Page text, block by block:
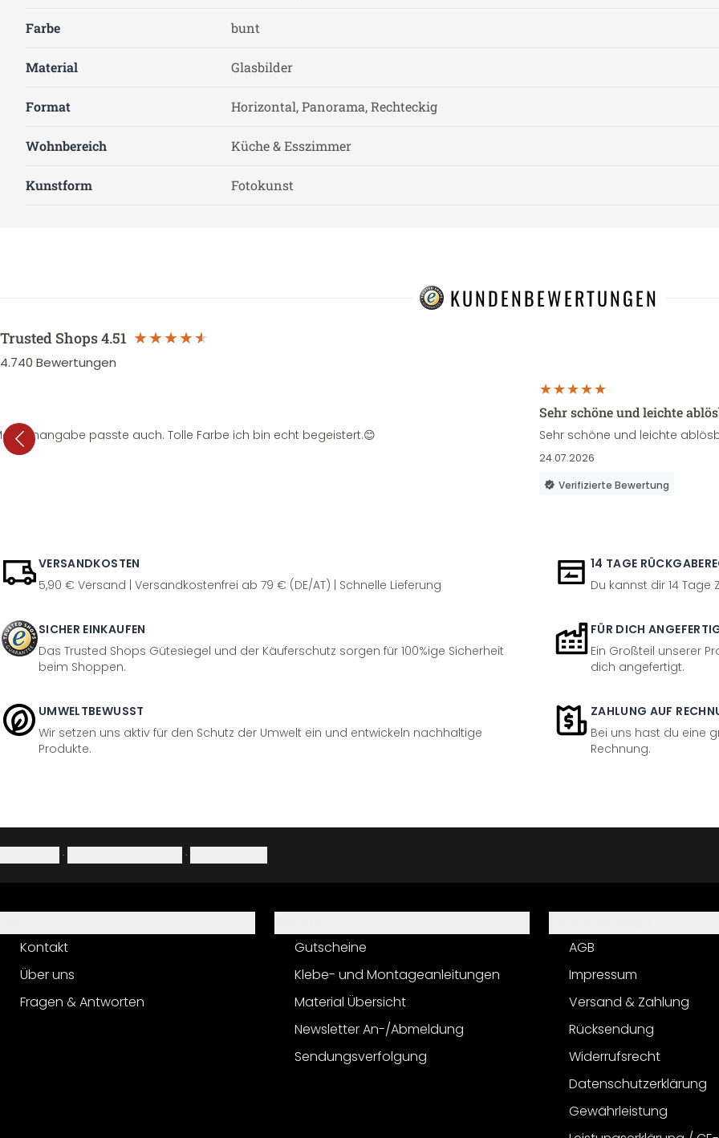
Farbe bunt
Material Glasbilder
Format Horizontal, Panorama, Rechteckig
Wohnbereich Küche & Esszimmer
Kunstform Fotokunst
KUNDENBEWERTUNGEN
Trusted Shops4.51
4.740 Bewertungen
passte auch. Tolle Farbe ich bin echt begeistert.😊
Sehr schöne und leichte
Sehr schöne und leichte
24.07.2026
Verifizierte Bewertung
VERSANDKOSTEN
5,90 € Versand | Versandkostenfrei ab 79 € (DE/AT) | Schnelle Lieferung
14 TAGE
Du kannst dir 14
SICHER EINKAUFEN
Das Trusted Shops Gütesiegel und der Käuferschutz sorgen für 100%ige Sicherheit
beim Shoppen.
FÜR DICH
Ein Großteil unserer
dich angefertigt.
UMWELTBEWUSST
Wir setzen uns aktiv für den Schutz der Umwelt ein und entwickeln nachhaltige
Produkte.
ZAHLUNG AUF
Bei uns hast du eine
Rechnung.
· ·
Kontakt
Über uns
Fragen & Antworten
Gutscheine
Klebe- und Montageanleitungen
Material Übersicht
Newsletter An-/Abmeldung
Sendungsverfolgung
AGB
Impressum
Versand & Zahlung
Rücksendung
Widerrufsrecht
Datenschutzerklärung
Gewährleistung